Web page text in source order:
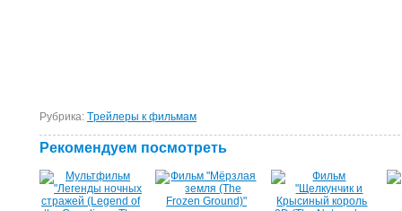
Рубрика: Tрейлеры к фильмам
Рекомендуем посмотреть